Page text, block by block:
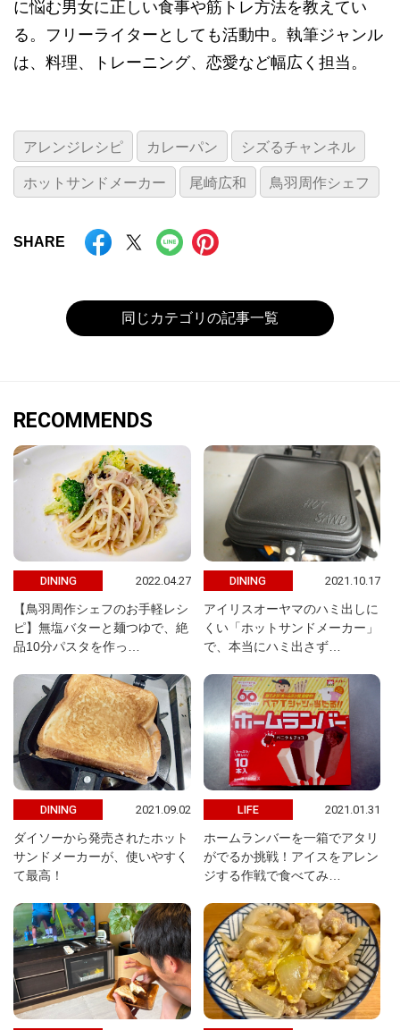
に悩む男女に正しい食事や筋トレ方法を教えてい
る。フリーライターとしても活動中。執筆ジャンル
は、料理、トレーニング、恋愛など幅広く担当。
アレンジレシピ カレーパン シズるチャンネル
ホットサンドメーカー 尾崎広和 鳥羽周作シェフ
SHARE
同じカテゴリの記事一覧
RECOMMENDS
DINING 2022.04.27
【鳥羽周作シェフのお手軽レシ
ピ】無塩バターと麺つゆで、絶
品10分パスタを作っ…
DINING 2021.10.17
アイリスオーヤマのハミ出しに
くい「ホットサンドメーカー」
で、本当にハミ出さず…
DINING 2021.09.02
ダイソーから発売されたホット
サンドメーカーが、使いやすく
て最高！
LIFE 2021.01.31
ホームランバーを一箱でアタリ
がでるか挑戦！アイスをアレン
ジする作戦で食べてみ…